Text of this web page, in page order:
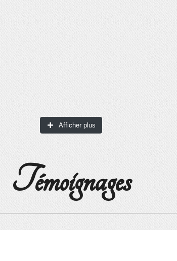
Afficher plus
Témoignages